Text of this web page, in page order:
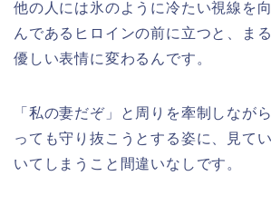
他の人には氷のように冷たい視線を
んであるヒロインの前に立つと、ま
優しい表情に変わるんです。
「私の妻だぞ」と周りを牽制しなが
っても守り抜こうとする姿に、見て
いてしまうこと間違いなしです。